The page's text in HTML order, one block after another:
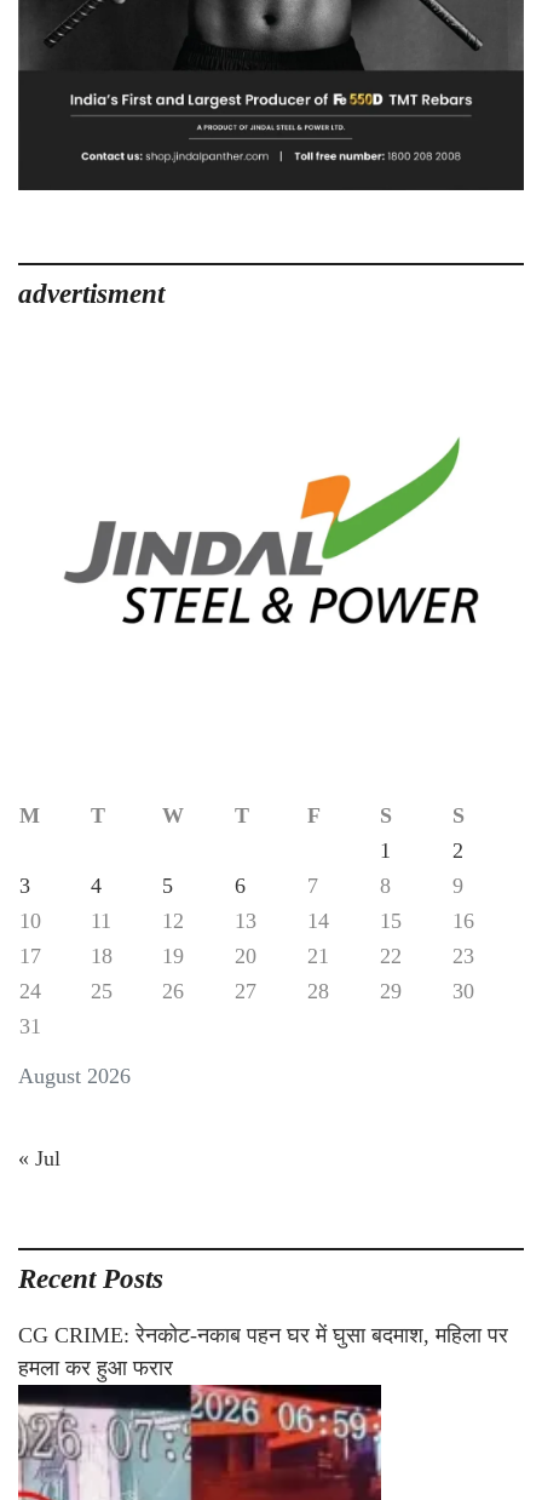
advertisment
August 2026
M T W T F S
S
1
2
3
4 5 6 7 8
9
10
11 12 13 14 15
16
17
18 19 20 21 22
23
24
25 26 27 28 29
30
31
« Jul
Recent Posts
CG CRIME: रेनकोट-नकाब पहन घर में घुसा बदमाश, महिला पर
हमला कर हुआ फरार